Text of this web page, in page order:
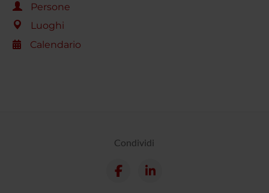
Persone
Luoghi
Calendario
Condividi